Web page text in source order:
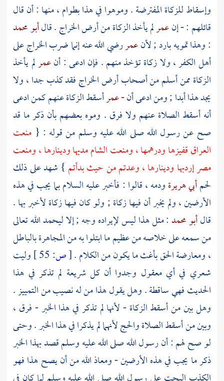
وإسقاط للزكاة المفترضة . وموهوا في هذا بطوام ، منها : أن قال
قائلهم : - إنعمرلم يأخذ الزكاة من أرض الخراج . قالأبو محمد
: وهذا تمويه بارد ; لأنعمررضي الله عنه إنما ضرب الخراج على
أهل الكفر ، ولا زكاة تؤخذ منهم . فإن ادعى : أنعمرلم يأخذ
الزكاة ممن أسلم من أصحاب أرض الخراج فقد كذب جدا ، ولا
يجد هذا أبدا ; ومن ادعى أن- عمرأسقط الزكاة عنهم كمن ادعى
أنه أسقط الصلاة عنهم ولا فرق . وموه بعضهم بأن ذكر ما قد
صح عن رسول الله صلى الله عليه وسلم من قوله : { منعت
العراققفيزها ودرهمها ، ومنعتالشاممديها ودينارها ، ومنعت
مصرإردبها ودينارها ، وعدتم من حيث بدأتم } شهد على ذلك
لحمأبي هريرةودمه ، قالوا : فأخبر عليه السلام بما يجب في هذه
الأرضين ، ولم يخبر أن فيها زكاة ; ولو كان فيها زكاة لأخبر بها .
قالأبو محمد: مثل هذا ليس لإيراده وجه ; إلا ليحمد الله تعالى
من سمعه على خلاصه من عظيم ما ابتلوا به من المجاهرة بالباطل
، ومعارضة الحق بأغث ما يكون من الكلام .[ص:
وليت
شعري في أي معقول وجدوا أن كل شريعة لم تذكر في هذا
الحديث فهي ساقطة . وهل يقول هذا من له نصيب من التمييز .
وهل بين من أسقط الزكاة - لأنها لم تذكر في هذا الخبر - فرق ،
وبين من أسقط الصلاة والحج لأنهما لم يذكرا في هذا الخبر . وحتى
لو صح لهم : أن رسول الله صلى الله عليه وسلم قصد بهذا الخبر
ذكر ما يجب في هذه الأرضين - ومعاذ الله من أن يصح هذا فهو